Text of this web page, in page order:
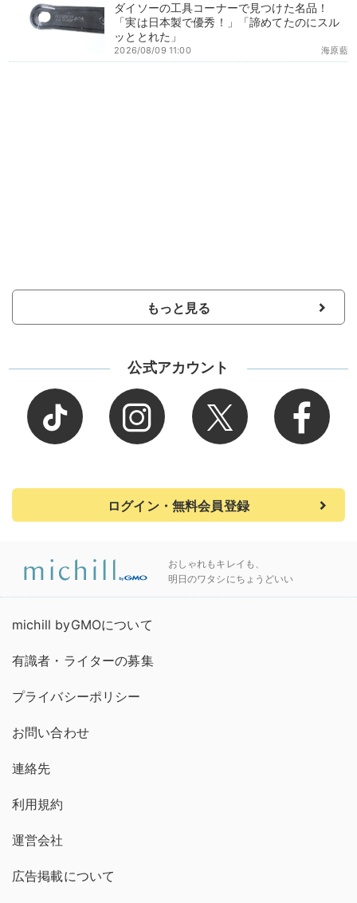
ダイソーの工具コーナーで見つけた名品！
「実は日本製で優秀！」「諦めてたのにスル
ッととれた」
海原藍
2026/08/09 11:00
もっと見る
公式アカウント
ログイン・無料会員登録
おしゃれもキレイも、
明日のワタシにちょうどいい
michill byGMOについて
有識者・ライターの募集
プライバシーポリシー
お問い合わせ
連絡先
利用規約
運営会社
広告掲載について